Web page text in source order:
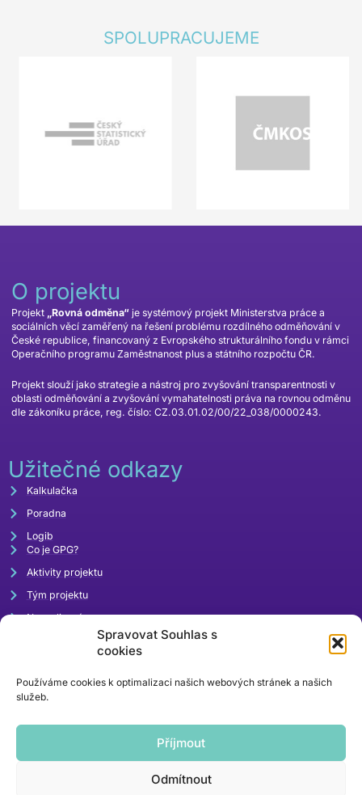
Spravovat Souhlas s
cookies
Používáme cookies k optimalizaci našich webových stránek a našich
služeb.
Příjmout
Odmítnout
SPOLUPRACUJEME
O projektu
Projekt „Rovná odměna“ je systémový projekt Ministerstva práce a
sociálních věcí zaměřený na řešení problému rozdílného odměňování v
České republice, financovaný z Evropského strukturálního fondu v rámci
Operačního programu Zaměstnanost plus a státního rozpočtu ČR.
Projekt slouží jako strategie a nástroj pro zvyšování transparentnosti v
oblasti odměňování a zvyšování vymahatelnosti práva na rovnou odměnu
dle zákoníku práce, reg. číslo: CZ.03.01.02/00/22_038/0000243.
Užitečné odkazy
Kalkulačka
Poradna
Logib
Co je GPG?
Aktivity projektu
Tým projektu
Napsali o nás